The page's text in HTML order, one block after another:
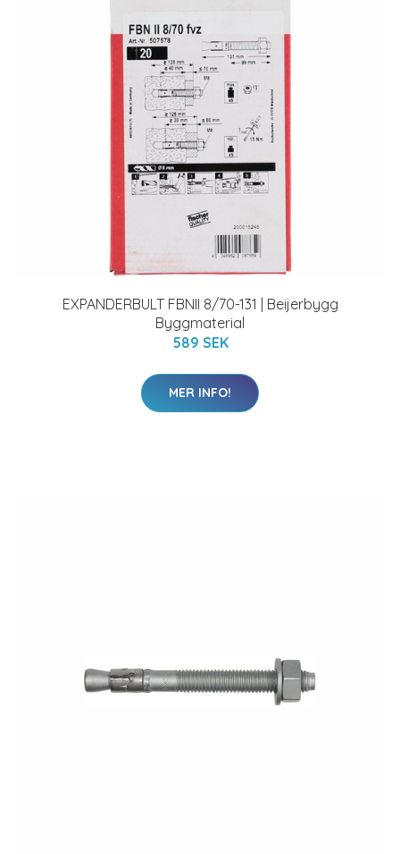
EXPANDERBULT FBNII 8/70-131 | Beijerbygg
Byggmaterial
589 SEK
MER INFO!